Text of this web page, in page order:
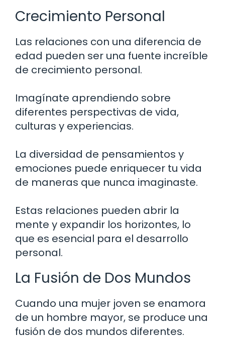
Crecimiento Personal
Las relaciones con una diferencia de
edad pueden ser una fuente increíble
de crecimiento personal.
Imagínate aprendiendo sobre
diferentes perspectivas de vida,
culturas y experiencias.
La diversidad de pensamientos y
emociones puede enriquecer tu vida
de maneras que nunca imaginaste.
Estas relaciones pueden abrir la
mente y expandir los horizontes, lo
que es esencial para el desarrollo
personal.
La Fusión de Dos Mundos
Cuando una mujer joven se enamora
de un hombre mayor, se produce una
fusión de dos mundos diferentes.